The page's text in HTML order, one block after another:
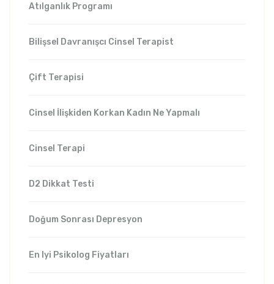
Atılganlık Programı
Bilişsel Davranışcı Cinsel Terapist
Çift Terapisi
Cinsel İlişkiden Korkan Kadın Ne Yapmalı
Cinsel Terapi
D2 Dikkat Testi
Doğum Sonrası Depresyon
En Iyi Psikolog Fiyatları